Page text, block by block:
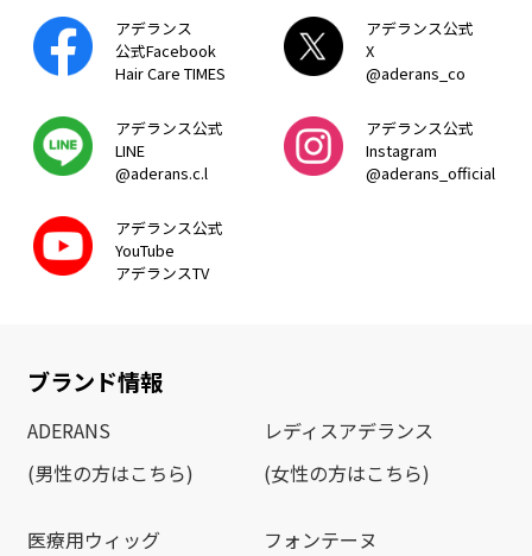
アデランス
公式Facebook
Hair Care TIMES
アデランス公式
X
@aderans_co
アデランス公式
LINE
@aderans.c.l
アデランス公式
Instagram
@aderans_official
アデランス公式
YouTube
アデランスTV
ブランド情報
ADERANS
(男性の方はこちら)
レディスアデランス
(女性の方はこちら)
医療用ウィッグ フォンテーヌ